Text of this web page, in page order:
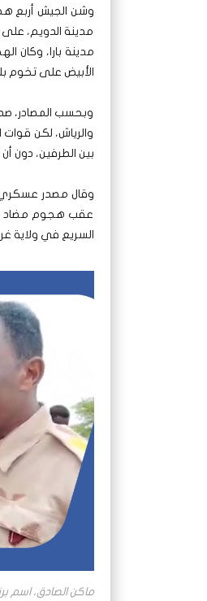
وشن الجيش أربع
مدينة الدويم، على
مدينة بارا، وكان
الأبيض على تخوم
وبحسب المصادر،
والرياش، لكن
بين الطرفين، دون
وقال مصدر عسكري
عقب هجوم مضاد
السريع في ولاية
ماكن الصادق، اسم